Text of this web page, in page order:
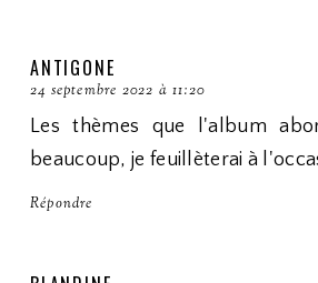
ANTIGONE
24 septembre 2022 à 11:20
Les thèmes que l'album
beaucoup, je feuillèterai à
Répondre